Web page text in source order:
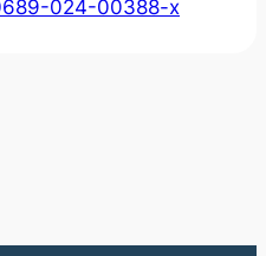
024-00388-x